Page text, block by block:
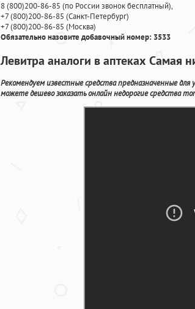
8(800)200-86-85 (по России звонок бесплатный),
+7(800)200-86-85 (Санкт-Петербург)
+7(800)200-86-85 (Москва)
Обязательно назовите добавочный номер: 3533
Левитра аналоги в аптеках Самая
Рекомендуем известные средства предназначенные
можете дешево заказать онлайн недорогие средства